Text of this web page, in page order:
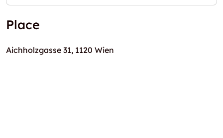
Place
Aichholzgasse 31, 1120 Wien